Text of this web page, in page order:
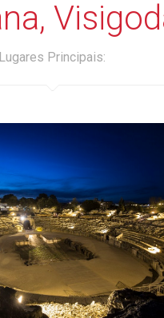
Lugares Principais: